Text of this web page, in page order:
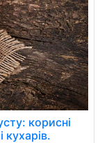
корисні
кухарів.